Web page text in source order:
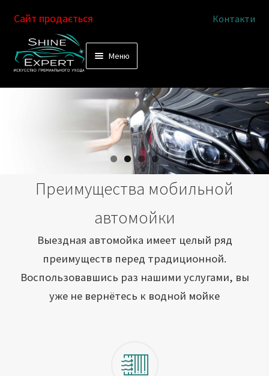
Перейти
к
Перейти
к
Сайт продається Контакти
Меню
Выездная автомойка
Химчистка салона
Подетальная химчистка
Как это работает
Сотрудничество
Вакансии
Преимущества мобильной
автомойки
Выездная автомойка имеет целый ряд
преимуществ перед традиционной.
Воспользовавшись раз нашими услугами, вы
уже не вернётесь к водной мойке